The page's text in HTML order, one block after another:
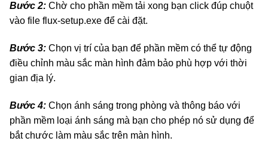
Bước 2: Chờ cho phần mềm tải xong bạn click đúp chuột
vào file flux-setup.exe để cài đặt.
Bước 3: Chọn vị trí của bạn để phần mềm có thể tự động
điều chỉnh màu sắc màn hình đảm bảo phù hợp với thời
gian địa lý.
Bước 4: Chọn ánh sáng trong phòng và thông báo với
phần mềm loại ánh sáng mà bạn cho phép nó sử dụng để
bắt chước làm màu sắc trên màn hình.